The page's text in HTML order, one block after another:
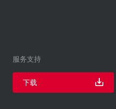
服务支持
下载